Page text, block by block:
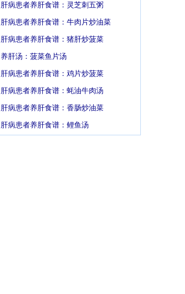
肝病患者养肝食谱：灵芝刺五粥
肝病患者养肝食谱：牛肉片炒油菜
肝病患者养肝食谱：猪肝炒菠菜
养肝汤：菠菜鱼片汤
肝病患者养肝食谱：鸡片炒菠菜
肝病患者养肝食谱：蚝油牛肉汤
肝病患者养肝食谱：香肠炒油菜
肝病患者养肝食谱：鲤鱼汤